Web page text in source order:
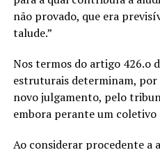
não provado, que era
talude.”
Nos termos do artigo 426.o
estruturais determinam, por
novo julgamento, pelo
embora perante um
Ao considerar procedente a